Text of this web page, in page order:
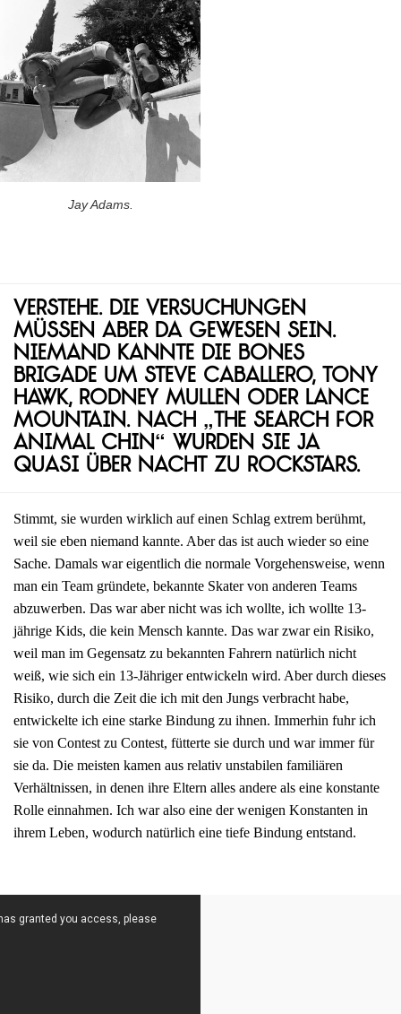
Jay Adams.
Verstehe. Die Versuchungen
müssen aber da gewesen sein.
Niemand kannte die Bones
Brigade um Steve Caballero, Tony
Hawk, Rodney Mullen oder Lance
Mountain. Nach „The Search for
Animal Chin“ wurden sie ja
quasi über Nacht zu Rockstars.
Stimmt, sie wurden wirklich auf einen Schlag extrem berühmt,
weil sie eben niemand kannte. Aber das ist auch wieder so eine
Sache. Damals war eigentlich die normale Vorgehensweise, wenn
man ein Team gründete, bekannte Skater von anderen Teams
abzuwerben. Das war aber nicht was ich wollte, ich wollte 13-
jährige Kids, die kein Mensch kannte. Das war zwar ein Risiko,
weil man im Gegensatz zu bekannten Fahrern natürlich nicht
weiß, wie sich ein 13-Jähriger entwickeln wird. Aber durch dieses
Risiko, durch die Zeit die ich mit den Jungs verbracht habe,
entwickelte ich eine starke Bindung zu ihnen. Immerhin fuhr ich
sie von Contest zu Contest, fütterte sie durch und war immer für
sie da. Die meisten kamen aus relativ unstabilen familiären
Verhältnissen, in denen ihre Eltern alles andere als eine konstante
Rolle einnahmen. Ich war also eine der wenigen Konstanten in
ihrem Leben, wodurch natürlich eine tiefe Bindung entstand.